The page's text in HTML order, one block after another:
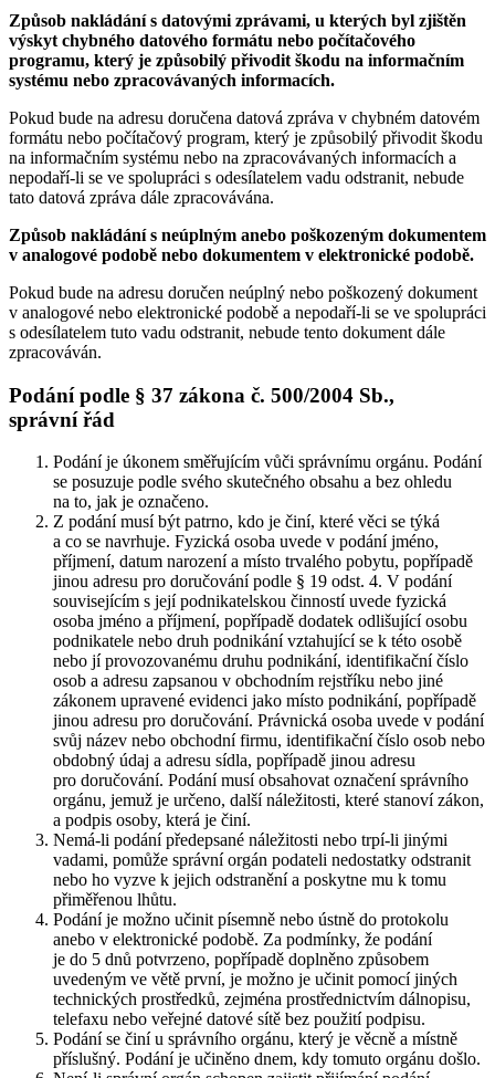
Způsob nakládání s datovými zprávami, u kterých byl zjištěn
výskyt chybného datového formátu nebo počítačového
programu, který je způsobilý přivodit škodu na informačním
systému nebo zpracovávaných informacích.
Pokud bude na adresu doručena datová zpráva v chybném datovém
formátu nebo počítačový program, který je způsobilý přivodit škodu
na informačním systému nebo na zpracovávaných informacích a
nepodaří-li se ve spolupráci s odesílatelem vadu odstranit, nebude
tato datová zpráva dále zpracovávána.
Způsob nakládání s neúplným anebo poškozeným dokumentem
v analogové podobě nebo dokumentem v elektronické podobě.
Pokud bude na adresu doručen neúplný nebo poškozený dokument
v analogové nebo elektronické podobě a nepodaří-li se ve spolupráci
s odesílatelem tuto vadu odstranit, nebude tento dokument dále
zpracováván.
Podání podle § 37 zákona č. 500/2004 Sb.,
správní řád
Podání je úkonem směřujícím vůči správnímu orgánu. Podání
se posuzuje podle svého skutečného obsahu a bez ohledu
na to, jak je označeno.
Z podání musí být patrno, kdo je činí, které věci se týká
a co se navrhuje. Fyzická osoba uvede v podání jméno,
příjmení, datum narození a místo trvalého pobytu, popřípadě
jinou adresu pro doručování podle § 19 odst. 4. V podání
souvisejícím s její podnikatelskou činností uvede fyzická
osoba jméno a příjmení, popřípadě dodatek odlišující osobu
podnikatele nebo druh podnikání vztahující se k této osobě
nebo jí provozovanému druhu podnikání, identifikační číslo
osob a adresu zapsanou v obchodním rejstříku nebo jiné
zákonem upravené evidenci jako místo podnikání, popřípadě
jinou adresu pro doručování. Právnická osoba uvede v podání
svůj název nebo obchodní firmu, identifikační číslo osob nebo
obdobný údaj a adresu sídla, popřípadě jinou adresu
pro doručování. Podání musí obsahovat označení správního
orgánu, jemuž je určeno, další náležitosti, které stanoví zákon,
a podpis osoby, která je činí.
Nemá-li podání předepsané náležitosti nebo trpí-li jinými
vadami, pomůže správní orgán podateli nedostatky odstranit
nebo ho vyzve k jejich odstranění a poskytne mu k tomu
přiměřenou lhůtu.
Podání je možno učinit písemně nebo ústně do protokolu
anebo v elektronické podobě. Za podmínky, že podání
je do 5 dnů potvrzeno, popřípadě doplněno způsobem
uvedeným ve větě první, je možno je učinit pomocí jiných
technických prostředků, zejména prostřednictvím dálnopisu,
telefaxu nebo veřejné datové sítě bez použití podpisu.
Podání se činí u správního orgánu, který je věcně a místně
příslušný. Podání je učiněno dnem, kdy tomuto orgánu došlo.